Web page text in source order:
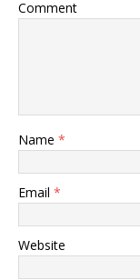
Comment
Name *
Email *
Website